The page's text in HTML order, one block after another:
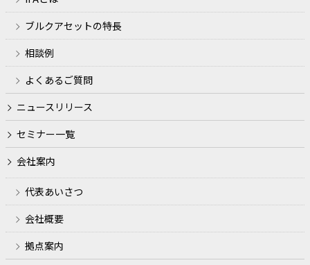
ブルクアセットの特長
相談例
よくあるご質問
ニュースリリース
セミナー一覧
会社案内
代表あいさつ
会社概要
拠点案内